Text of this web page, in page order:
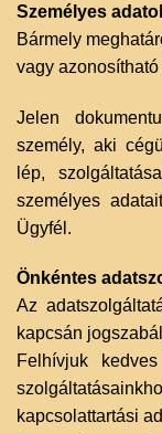
Személyes
Bármely
vagy
Jelen
személy, aki
lép,
személyes
Ügyfél.
Önkéntes
Az
kapcsán
Felhívjuk
kapcsolattartási